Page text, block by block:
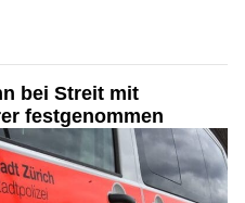
bei Streit mit
festgenommen